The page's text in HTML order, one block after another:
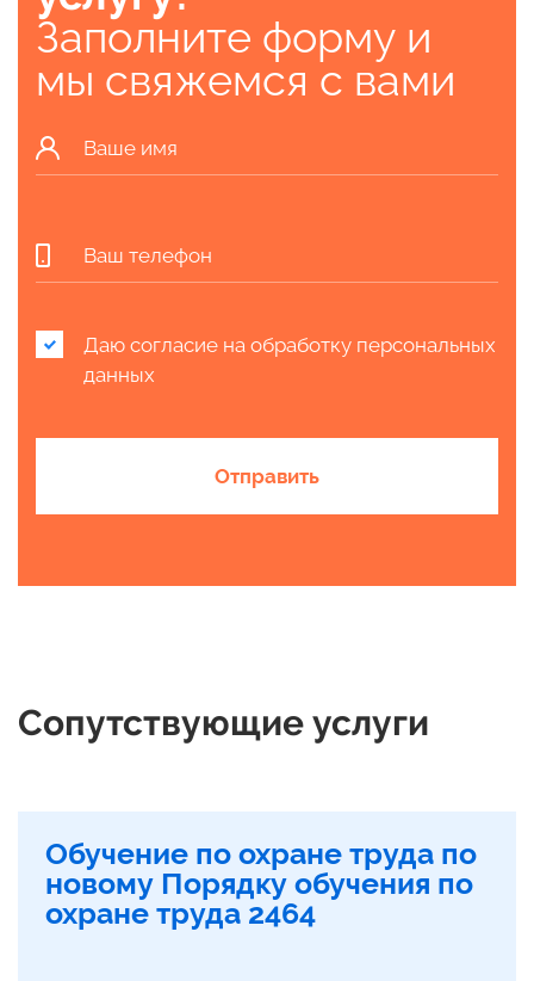
Заполните форму и
мы свяжемся с вами
Даю согласие на обработку персональных
данных
Отправить
Сопутствующие услуги
Обучение по охране труда по
новому Порядку обучения по
охране труда 2464